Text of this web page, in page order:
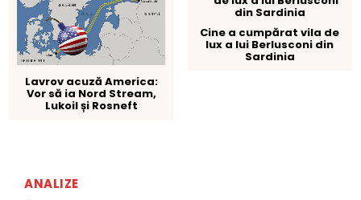
Lavrov acuză America:
Vor să ia Nord Stream,
Lukoil și Rosneft
Cine a cumpărat vila de
lux a lui Berlusconi din
Sardinia